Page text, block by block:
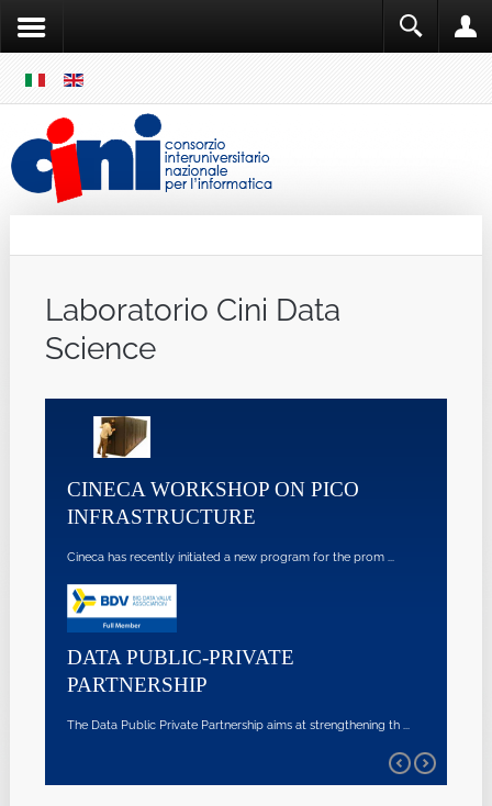
MENU
Laboratorio Cini Data
Science
CINECA WORKSHOP ON PICO
INFRASTRUCTURE
Cineca has recently initiated a new program for the prom ...
DATA PUBLIC-PRIVATE
PARTNERSHIP
The Data Public Private Partnership aims at strengthening th ...